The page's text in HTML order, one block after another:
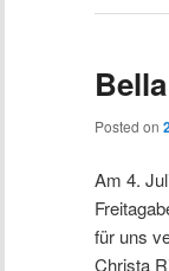
Posted on
Am 4.
für uns
Christa